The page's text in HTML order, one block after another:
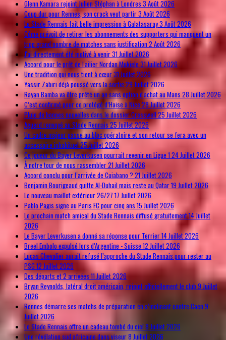
Glenn Kamara rejoint Julien Stéphan à Londres 3 Août 2026
Coup dur pour Rennes, son crack veut partir3 Août 2026
Le Stade Rennais fait belle impression à Galatasaray3 Août 2026
Côme prévoit de retirer les abonnements des supporters qui manquent un
trop grand nombre de matches sans justification 2 Août 2026
J'ai directement été motivé à venir31 Juillet 2026
Accord pour le prêt de l'ailier Nordan Mukiele31 Juillet 2026
Une tradition qui nous tient à cœur31 Juillet 2026
Yassir Zabiri déjà poussé vers la sortie 29 Juillet 2026
Rayan Bamba va être prêté un an sans option d'achat au Mans 28 Juillet 2026
C’est confirmé pour ce protégé d’Haise à Nice28 Juillet 2026
Pluie de bonnes nouvelles dans le dossier Cresswell25 Juillet 2026
Aguerd renvoyé au Stade Rennais25 Juillet 2026
Un cadre majeur passe au bloc opératoire et son retour se fera avec un
accessoire inhabituel25 Juillet 2026
Ce joueur du Bayer Leverkusen pourrait revenir en Ligue 124 Juillet 2026
À notre tour de nous rassembler21 Juillet 2026
Accord conclu pour l’arrivée de Cuiabano ? 21 Juillet 2026
Benjamin Bourigeaud quitte Al-Duhail mais reste au Qatar19 Juillet 2026
Le nouveau maillot extérieur 26/27 17 Juillet 2026
Pablo Pagis signe au Paris FC pour cinq ans 15 Juillet 2026
Le prochain match amical du Stade Rennais diffusé gratuitement14 Juillet
2026
Le Bayer Leverkusen a donné sa réponse pour Terrier14 Juillet 2026
Breel Embolo expulsé lors d’Argentine - Suisse 12 Juillet 2026
Lucas Chevalier aurait refusé l’approche du Stade Rennais pour rester au
PSG12 Juillet 2026
Des départs et 2 arrivées11 Juillet 2026
Bryan Reynolds, latéral droit américain, rejoint officiellement le club9 Juillet
2026
Rennes démarre ses matchs de préparation en s’inclinant contre Caen 9
Juillet 2026
Le Stade Rennais offre un cadeau tombé du ciel8 Juillet 2026
Une révélation sud africaine dans viseur8 Juillet 2026